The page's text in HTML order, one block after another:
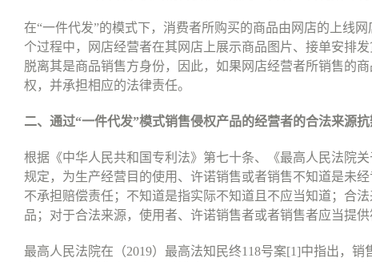
在“一件代发”的模式下，消费者所购买的商品由网店的上线
个过程中，网店经营者在其网店上展示商品图片、接单安排
脱离其是商品销售方身份，因此，如果网店经营者所销售的
权，并承担相应的法律责任。
二、通过“一件代发”模式销售侵权产品的经营者的合法来源抗
根据《中华人民共和国专利法》第七十条、《最高人民法院
规定，为生产经营目的使用、许诺销售或者销售不知道是未
不承担赔偿责任；不知道是指实际不知道且不应当知道；合
品；对于合法来源，使用者、许诺销售者或者销售者应当提供
最高人民法院在（2019）最高法知民终118号案[1]中指出，销